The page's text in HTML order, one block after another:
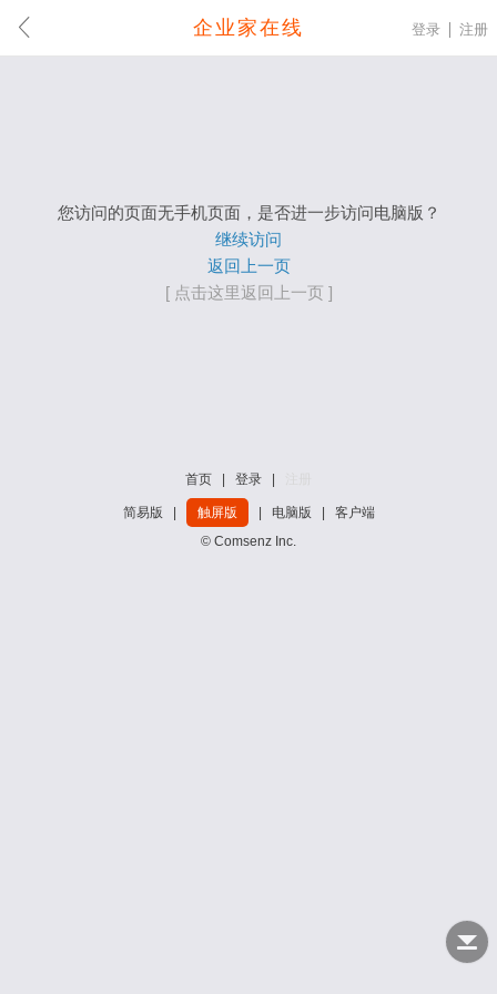
企业家在线 登录 注册
您访问的页面无手机页面，是否进一步访问电脑版？
继续访问
返回上一页
[ 点击这里返回上一页 ]
首页 登录
简易版 触屏版 电脑版
客户端
© Comsenz Inc.